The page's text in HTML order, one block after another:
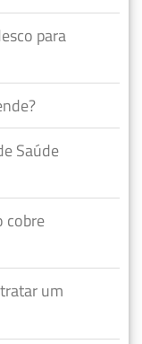
para
Saúde
cobre
um